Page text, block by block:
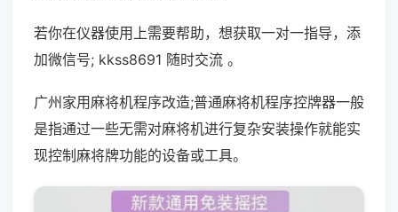
若你在仪器使用上需要帮助，想获取一对一指导，添
加微信号; kkss8691 随时交流 。
广州家用麻将机程序改造;普通麻将机程序控牌器一般
是指通过一些无需对麻将机进行复杂安装操作就能实
现控制麻将牌功能的设备或工具。